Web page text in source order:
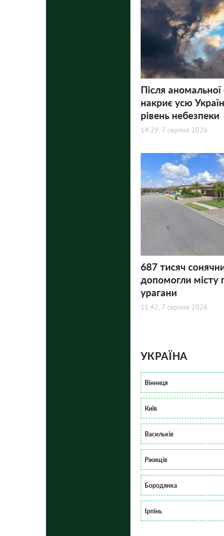
Після
накриє усю
рівень небезпеки
14:29, 7 серпня 2026
687 тисяч
допомогли місту
урагани
11:42, 7 серпня 2026
УКРАЇНА
Вінниця
Київ
Васильків
Ржищів
Бородянка
Ірпінь